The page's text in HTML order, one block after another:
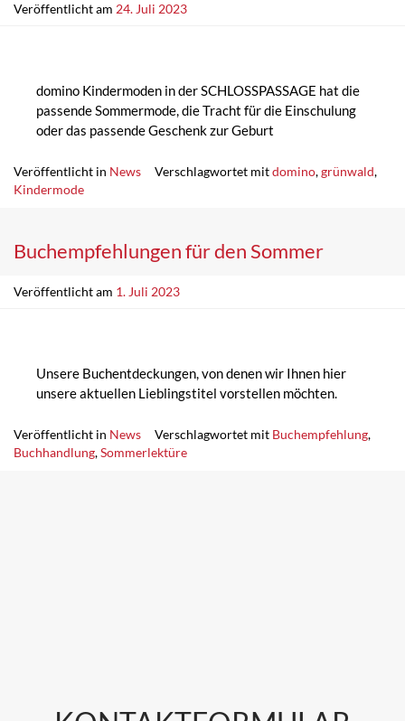
Veröffentlicht am 24. Juli 2023
domino Kindermoden in der SCHLOSSPASSAGE hat die
passende Sommermode, die Tracht für die Einschulung
oder das passende Geschenk zur Geburt
Veröffentlicht in News Verschlagwortet mitdomino,grünwald,
Kindermode
Buchempfehlungen für den Sommer
Veröffentlicht am 1. Juli 2023
Unsere Buchentdeckungen, von denen wir Ihnen hier
unsere aktuellen Lieblingstitel vorstellen möchten.
Veröffentlicht in News Verschlagwortet mit Buchempfehlung,
Buchhandlung,Sommerlektüre